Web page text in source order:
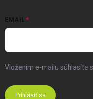
EMAIL
Vložením e-mailu súhlasíte s
Prihlásiť sa